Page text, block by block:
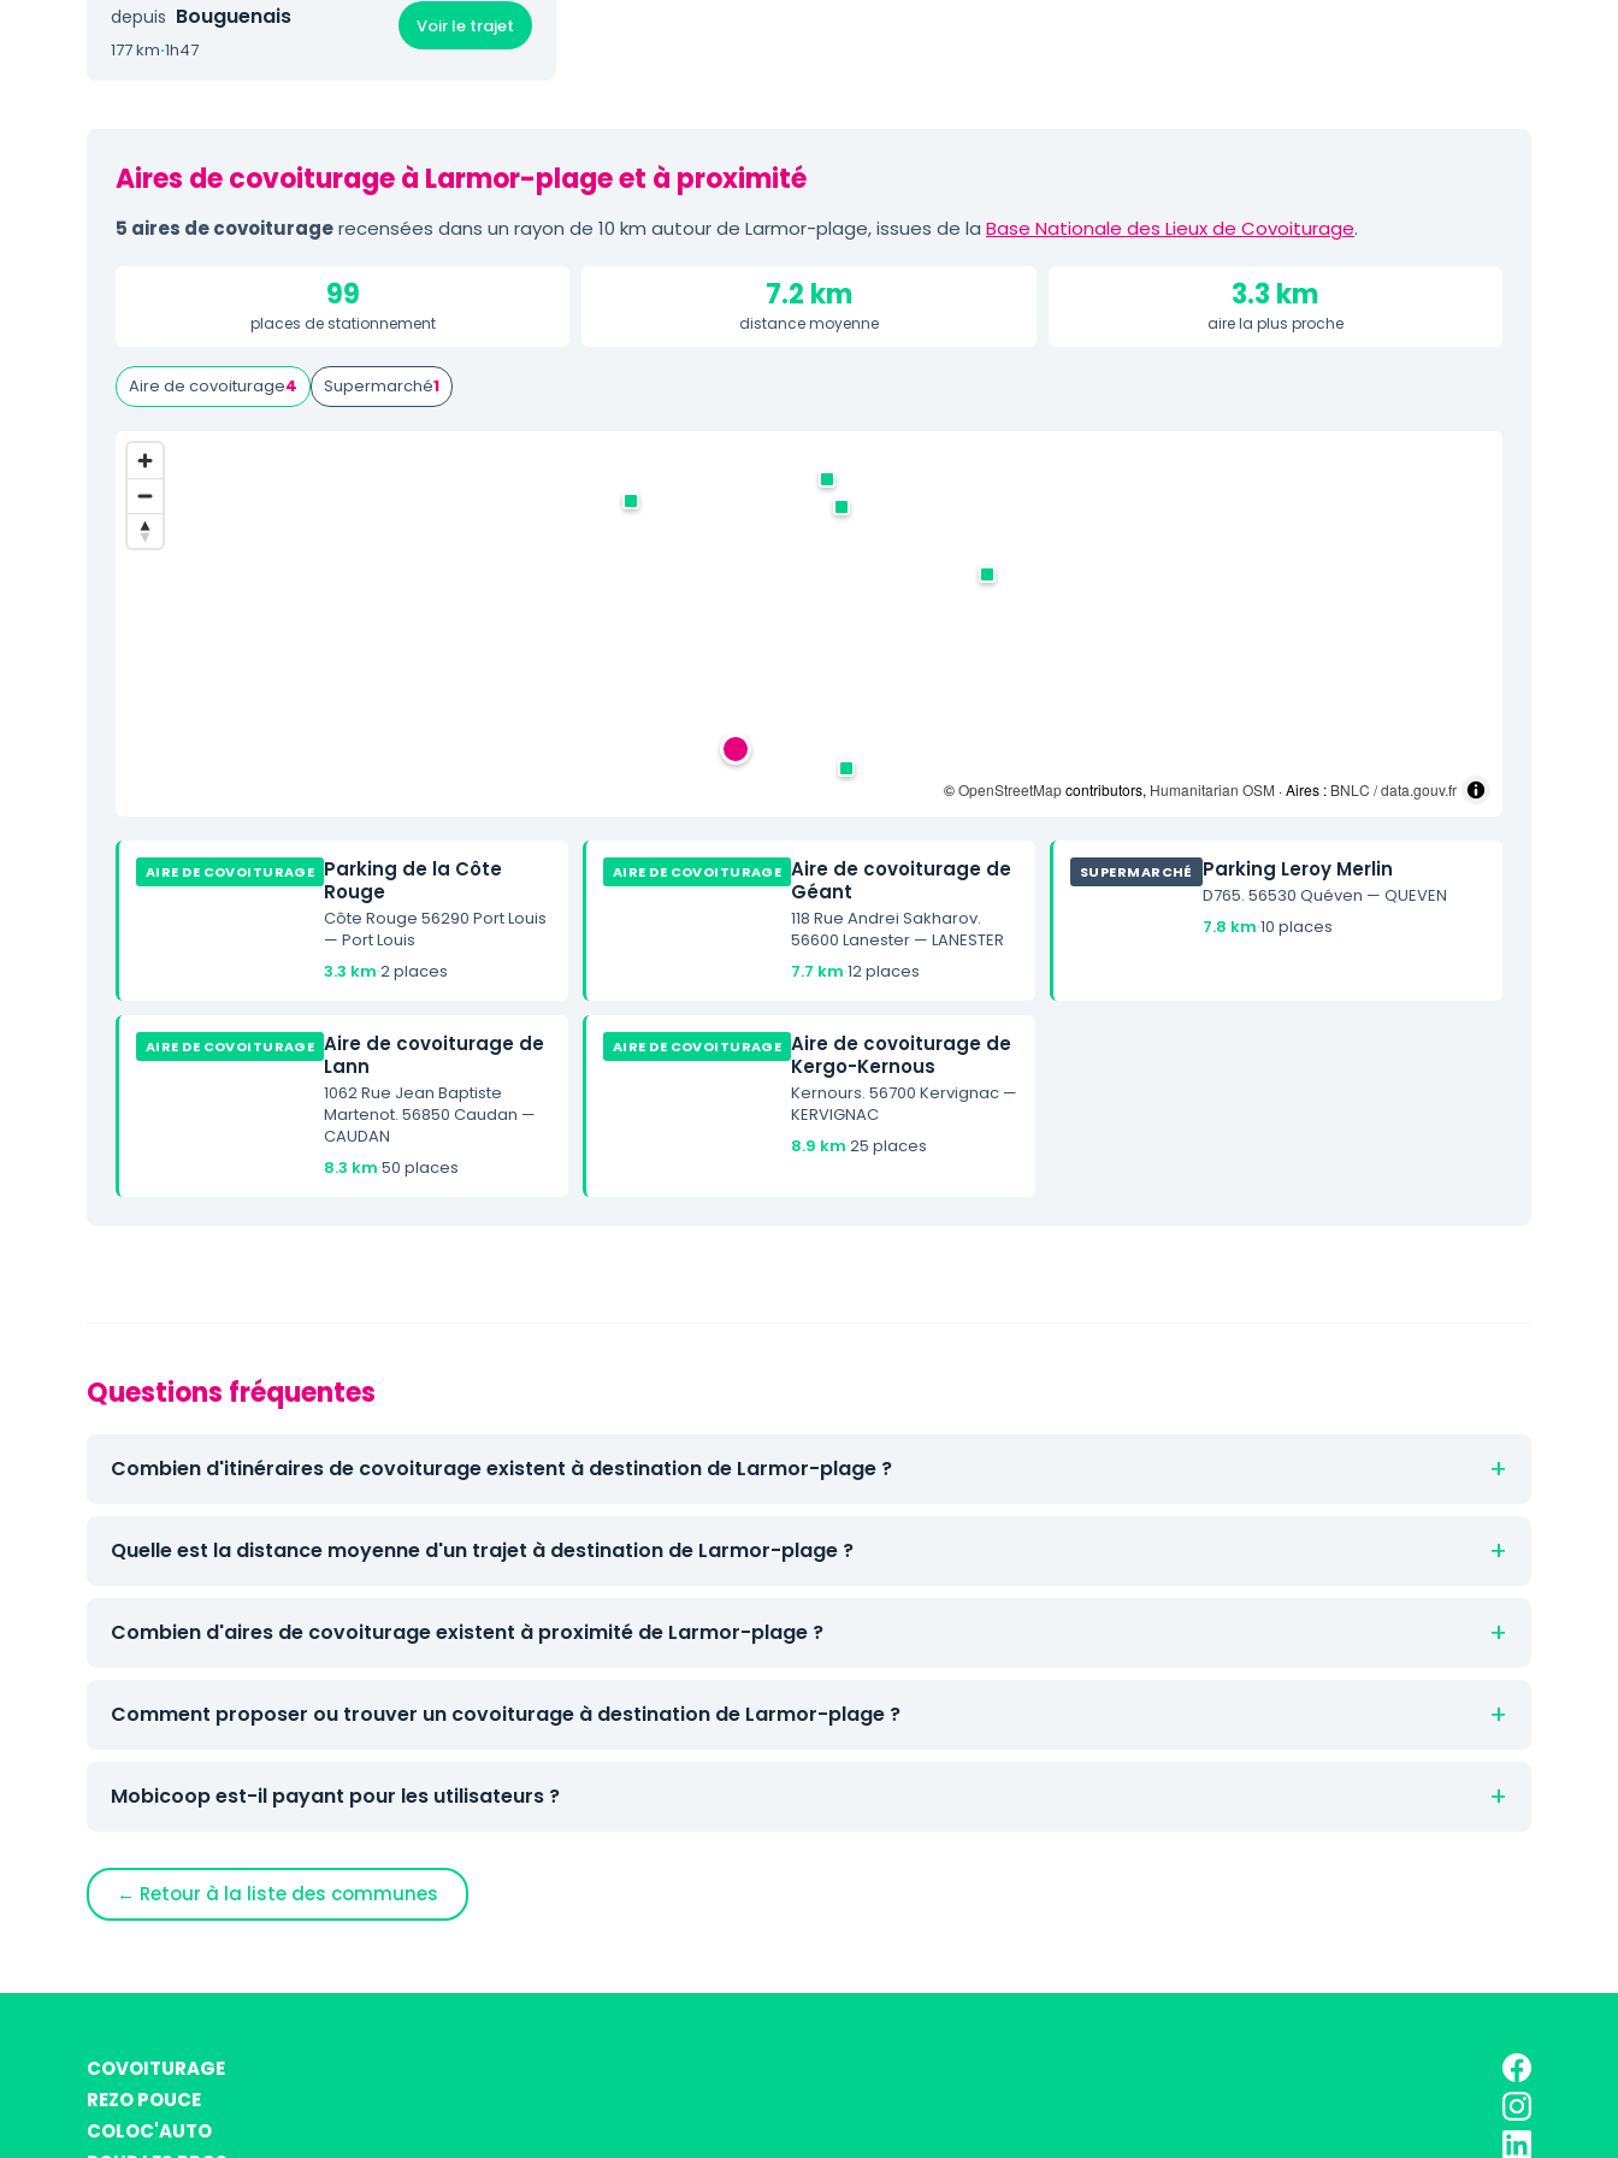
depuis Bouguenais
177 km·1h47
Voir le trajet
Aires de covoiturage à Larmor-plage et à proximité
5 aires de covoituragerecensées dans un rayon de 10 km autour de Larmor-plage, issues de la Base Nationale des Lieux de Covoiturage.
99
places de stationnement
7.2 km
distance moyenne
3.3 km
aire la plus proche
Aire de covoiturage4 Supermarché1
©OpenStreetMapcontributors, Humanitarian OSM · Aires : BNLC / data.gouv.fr
AIRE DE COVOITURAGE Parking de la Côte
Rouge
Côte Rouge 56290 Port Louis
— Port Louis
3.3 km·2 places
AIRE DE COVOITURAGE Aire de covoiturage de
Géant
118 Rue Andrei Sakharov.
56600 Lanester — LANESTER
7.7 km·12 places
SUPERMARCHÉ Parking Leroy Merlin
D765. 56530 Quéven — QUEVEN
7.8 km·10 places
AIRE DE COVOITURAGE Aire de covoiturage de
Lann
1062 Rue Jean Baptiste
Martenot. 56850 Caudan —
CAUDAN
8.3 km·50 places
AIRE DE COVOITURAGE Aire de covoiturage de
Kergo-Kernous
Kernours. 56700 Kervignac —
KERVIGNAC
8.9 km·25 places
Questions fréquentes
Combien d'itinéraires de covoiturage existent à destination de Larmor-plage ?
Quelle est la distance moyenne d'un trajet à destination de Larmor-plage ?
Combien d'aires de covoiturage existent à proximité de Larmor-plage ?
Comment proposer ou trouver un covoiturage à destination de Larmor-plage ?
Mobicoop est-il payant pour les utilisateurs ?
← Retour à la liste des communes
COVOITURAGE
REZO POUCE
COLOC'AUTO